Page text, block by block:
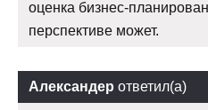
оценка бизнес-
перспективе может.
Александер ответил(а)